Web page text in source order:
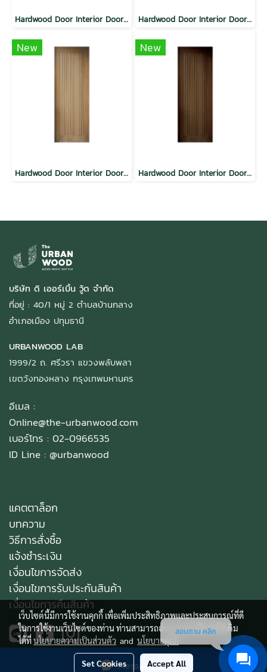
Message Us
Hardwood Door Interior Door VAL Modern Vertical Planks Walnut Hardwood Door Interior Door SYP Modern Vertical Planks Natural
New
Hardwood Door Interior Door VAL Modern Vertical Planks Natural
New
Hardwood Door Interior Door SYP Modern Vertical Planks Walnut
บริษัท ดิ เออร์เบิ้น วู้ด จำกัด
ที่อยู่ : 40/1 หมู่ 2 ตำบลบ้านกลาง
อำเภอเมือง ปทุมธานี
URBANWOOD LAB
1999/2 ถ. ศรีวรา แขวงพลับพลา
เขตวังทองหลาง กรุงเทพมหานคร
อีเมล :
Online@the-urbanwood.com
เบอร์โทร : 02-0966535
ID Line : @urbanwood
แคตตาล็อก
บทความ
วิธีการสั่งซื้อ
แจ้งชำระเงิน
เงื่อนไขการจัดส่ง
เงื่อนไขการรับประกันสินค้า
เงื่อนไขการคืนสินค้า
เว็บไซต์นี้มีการใช้งานคุกกี้ เพื่อเพิ่มประสิทธิภาพและประสบการณ์ที่ดี
ในการใช้งานเว็บไซต์ของท่าน ท่านสามารถอ่านรายละเอียดเพิ่มเติม
ได้ที่นโยบายความเป็นส่วนตัว and นโยบายคุกกี้
Set Cookies Accept All
สอบถาม คลิก